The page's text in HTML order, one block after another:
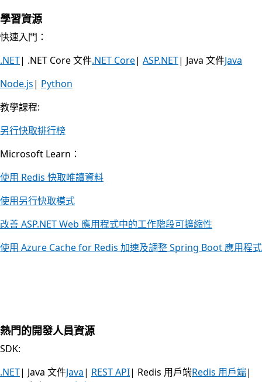
學習資源
快速入門：
.NET| .NET Core 文件.NET Core| ASP.NET| Java 文件Java
Node.js| Python
教學課程:
另行快取排行榜
Microsoft Learn：
使用 Redis 快取唯讀資料
使用另行快取模式
改善 ASP.NET Web 應用程式中的工作階段可擴縮性
使用 Azure Cache for Redis 加速及調整 Spring Boot 應用程式
熱門的開發人員資源
SDK:
.NET| Java 文件Java| REST API| Redis 用戶端Redis 用戶端|